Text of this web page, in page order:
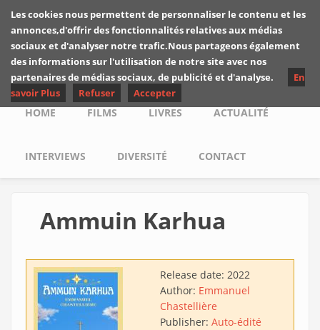
Skip to main content
Les critiques de
Yuyine
Main menu
HOME FILMS LIVRES ACTUALITÉ
INTERVIEWS DIVERSITÉ CONTACT
Ammuin Karhua
Release date: 2022
Author: Emmanuel
Chastellière
Publisher: Auto-édité
Les cookies nous permettent de personnaliser le contenu et les
annonces,d'offrir des fonctionnalités relatives aux médias
sociaux et d'analyser notre trafic.Nous partageons également
des informations sur l'utilisation de notre site avec nos
partenaires de médias sociaux, de publicité et d'analyse.
En
savoir Plus
Refuser Accepter